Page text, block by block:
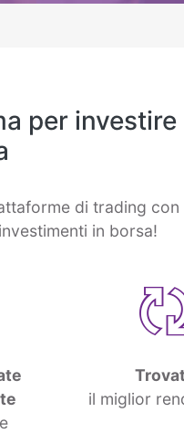
per investire
di trading con
in borsa!
il miglior